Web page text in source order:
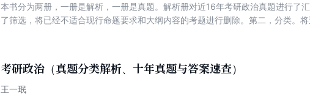
本书分为两册，一册是解析，一册是真题。解析册对近16年考研政治真题进行了
了筛选，将已经不适合现行命题要求和大纲内容的考题进行删除。第二，分类。
考研政治（真题分类解析、十年真题与答案速查）
王一珉